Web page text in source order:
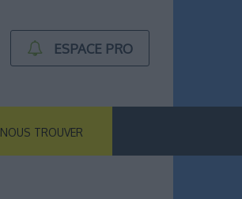
ESPACE PRO
NOUS TROUVER